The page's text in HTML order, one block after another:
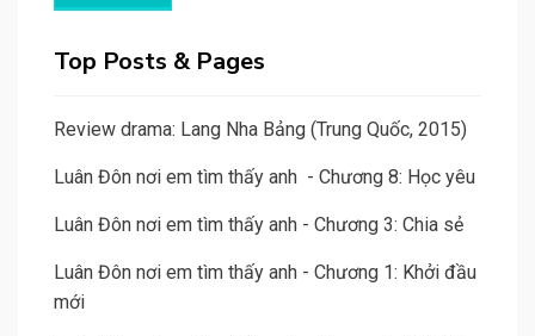
Top Posts & Pages
Review drama: Lang Nha Bảng (Trung Quốc, 2015)
Luân Đôn nơi em tìm thấy anh - Chương 8: Học yêu
Luân Đôn nơi em tìm thấy anh - Chương 3: Chia sẻ
Luân Đôn nơi em tìm thấy anh - Chương 1: Khởi đầu
mới